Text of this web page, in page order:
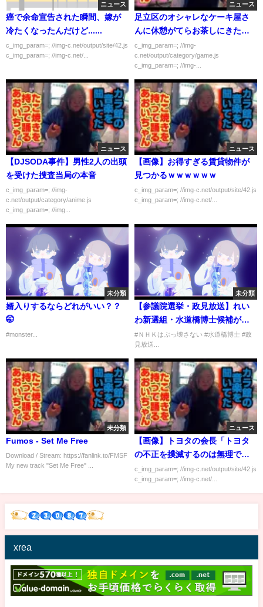
ニュース
癌で余命宣告された瞬間、嫁が
冷たくなったんだけど......
c_img_param=; //img-c.net/output/site/42.js
c_img_param=; //img-c.net/...
ニュース
足立区のオシャレなケーキ屋さ
んに休憩がてらお茶しにきたよ
(´・ω・｀)
c_img_param=; //img-
c.net/output/category/game.js
c_img_param=; //img-...
ニュース
【DJSODA事件】男性2人の出頭
を受けた捜査当局の本音
c_img_param=; //img-
c.net/output/category/anime.js
c_img_param=; //img...
ニュース
【画像】お得すぎる賃貸物件が
見つかるｗｗｗｗｗｗ
c_img_param=; //img-c.net/output/site/42.js
c_img_param=; //img-c.net/...
未分類
婿入りするならどれがいい？？
🤭
#monster...
未分類
【参議院選挙・政見放送】れい
わ新選組・水道橋博士候補がト
レンド入り！『ＮＨＫはぶっ壊
さない！』
#ＮＨＫはぶっ壊さない #水道橋博士 #政
見放送...
未分類
Fumos - Set Me Free
Download / Stream: https://fanlink.to/FMSF
My new track "Set Me Free" ...
ニュース
【画像】トヨタの会長「トヨタ
の不正を撲滅するのは無理で
す。」ヤバすぎ発言ｗｗｗｗｗ
c_img_param=; //img-c.net/output/site/42.js
c_img_param=; //img-c.net/...
xrea